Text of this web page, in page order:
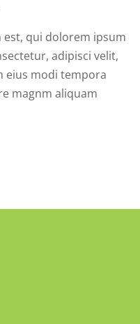
qui dolorem ipsum
adipisci velit,
eius modi tempora
magnm aliquam